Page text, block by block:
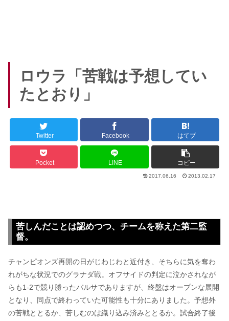
ロウラ「苦戦は予想してい
たとおり」
Twitter Facebook はてブ
Pocket LINE コピー
2017.06.16 2013.02.17
苦しんだことは認めつつ、チームを称えた第二監
督。
チャンピオンズ再開の日がじわじわと近付き、そちらに気を奪わ
れがちな状況でのグラナダ戦。オフサイドの判定に泣かされなが
らも1-2で競り勝ったバルサでありますが、終盤はオープンな展開
となり、同点で終わっていた可能性も十分にありました。予想外
の苦戦ととるか、苦しむのは織り込み済みととるか。試合終了後